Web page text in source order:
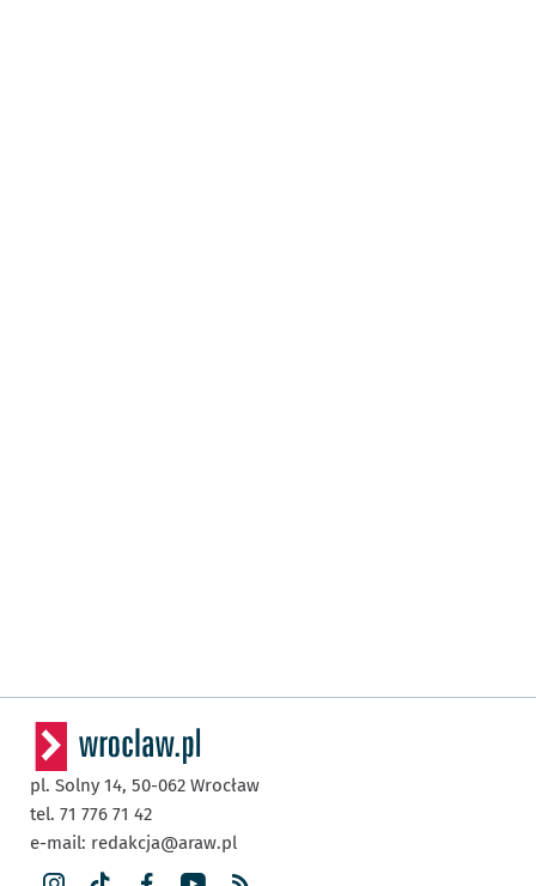
pl. Solny 14, 50-062 Wrocław
tel. 71 776 71 42
e-mail: redakcja@araw.pl